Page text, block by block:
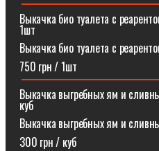
Выкачка био туалета с
1шт
Выкачка био туалета с
750 грн / 1шт
Выкачка выгребных ям и
куб
Выкачка выгребных ям и
300 грн / куб